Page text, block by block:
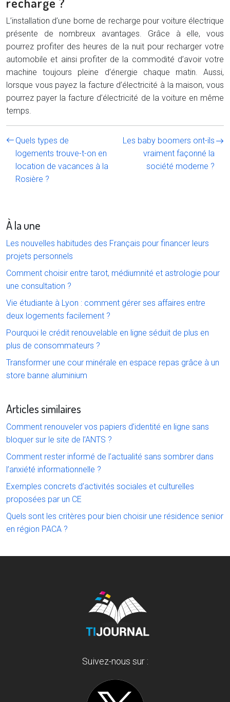
L’installation d’une borne de recharge pour voiture électrique
présente de nombreux avantages. Grâce à elle, vous
pourrez profiter des heures de la nuit pour recharger votre
automobile et ainsi profiter de la commodité d’avoir votre
machine toujours pleine d’énergie chaque matin. Aussi,
lorsque vous payez la facture d’électricité à la maison, vous
pourrez payer la facture d’électricité de la voiture en même
temps.
Quels types de
logements trouve-t-on en
location de vacances à la
Rosière ?
Les baby boomers ont-ils
vraiment façonné la
société moderne ?
À la une
Les nouvelles habitudes des Français pour financer leurs
projets personnels
Comment choisir entre tarot, médiumnité et astrologie pour
une consultation ?
Vie étudiante à Lyon : comment gérer ses affaires entre
deux logements facilement ?
Pourquoi le crédit renouvelable en ligne séduit de plus en
plus de consommateurs ?
Transformer une cour minérale en espace repas grâce à un
store banne aluminium
Articles similaires
Comment renouveler vos papiers d’identité en ligne sans
bloquer sur le site de l’ANTS ?
Comment rester informé de l’actualité sans sombrer dans
l’anxiété informationnelle ?
Exemples concrets d’activités sociales et culturelles
proposées par un CE
Quels sont les critères pour bien choisir une résidence senior
en région PACA ?
Suivez-nous sur :